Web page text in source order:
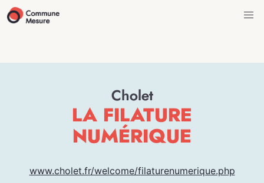
Cholet
LA FILATURE
NUMÉRIQUE
www.cholet.fr/welcome/filaturenumerique.php